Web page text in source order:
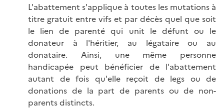
L'abattement s'applique à toutes les mutations à
titre gratuit entre vifs et par décès quel que soit
le lien de parenté qui unit le défunt ou le
donateur à l'héritier, au légataire ou au
donataire. Ainsi, une même personne
handicapée peut bénéficier de l'abattement
autant de fois qu'elle reçoit de legs ou de
donations de la part de parents ou de non-
parents distincts.